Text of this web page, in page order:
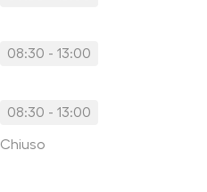
08:30 - 13:00
08:30 - 13:00
Chiuso